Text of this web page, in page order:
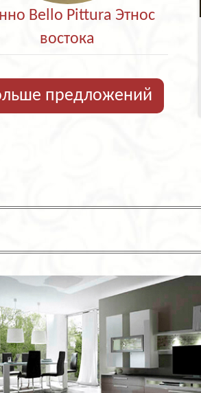
Bello Pittura Этнос
востока
предложений